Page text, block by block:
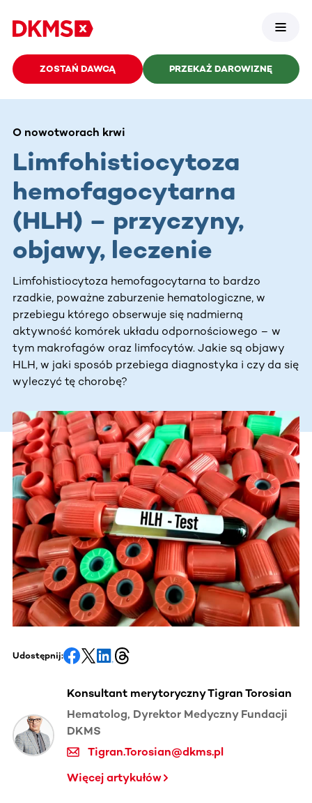
ZOSTAŃ DAWCĄ PRZEKAŻ DAROWIZNĘ
O nowotworach krwi
Limfohistiocytoza
hemofagocytarna
(HLH) – przyczyny,
objawy, leczenie
Limfohistiocytoza hemofagocytarna to bardzo
rzadkie, poważne zaburzenie hematologiczne, w
przebiegu którego obserwuje się nadmierną
aktywność komórek układu odpornościowego – w
tym makrofagów oraz limfocytów. Jakie są objawy
HLH, w jaki sposób przebiega diagnostyka i czy da się
wyleczyć tę chorobę?
Udostępnij:
Konsultant merytoryczny Tigran Torosian
Hematolog, Dyrektor Medyczny Fundacji
DKMS
Tigran.Torosian@dkms.pl
Więcej artykułów